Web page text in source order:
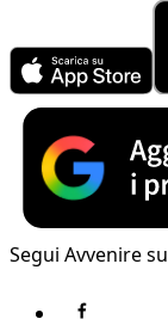
Segui Avvenire su